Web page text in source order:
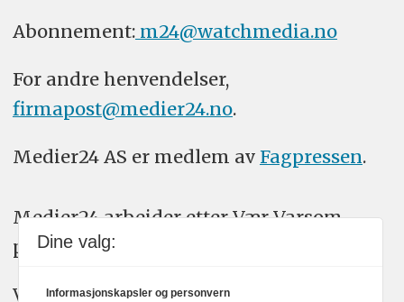
Abonnement:m24@watchmedia.no
For andre henvendelser,
firmapost@medier24.no.
Medier24 AS er medlem av Fagpressen.
Medier24 arbeider etter Vær Varsom-
plakatens regler for god presseskikk.
Vi bruker KI-verktøy som ChatGPT,
Dine valg:
Informasjonskapsler og personvern